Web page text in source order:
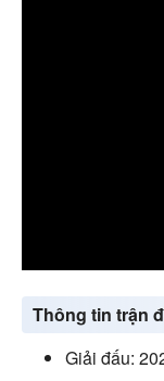
Thông tin trận
Giải đấu: